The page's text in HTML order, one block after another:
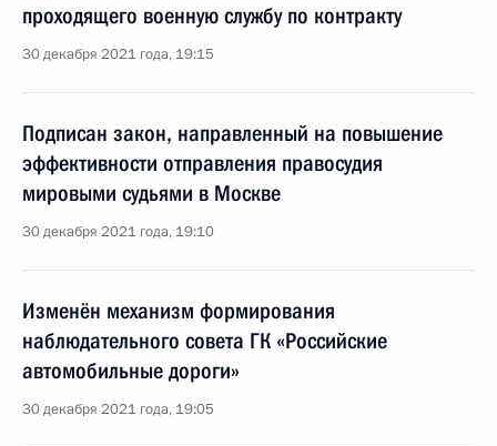
проходящего военную службу по контракту
30 декабря 2021 года, 19:15
Подписан закон, направленный на повышение
эффективности отправления правосудия
мировыми судьями в Москве
30 декабря 2021 года, 19:10
Изменён механизм формирования
наблюдательного совета ГК «Российские
автомобильные дороги»
30 декабря 2021 года, 19:05